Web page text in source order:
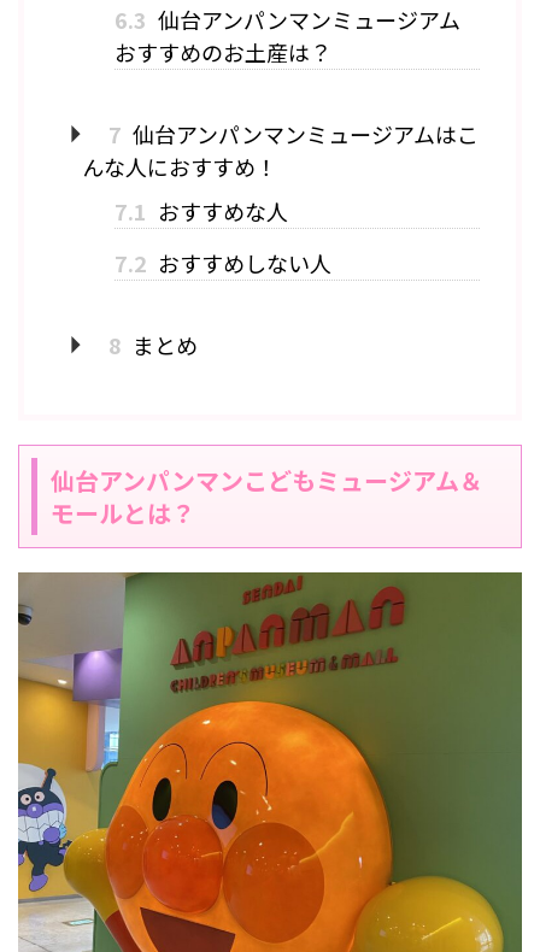
6.3 仙台アンパンマンミュージアム
おすすめのお土産は？
7 仙台アンパンマンミュージアムはこ
んな人におすすめ！
7.1 おすすめな人
7.2 おすすめしない人
8 まとめ
仙台アンパンマンこどもミュージアム＆
モールとは？